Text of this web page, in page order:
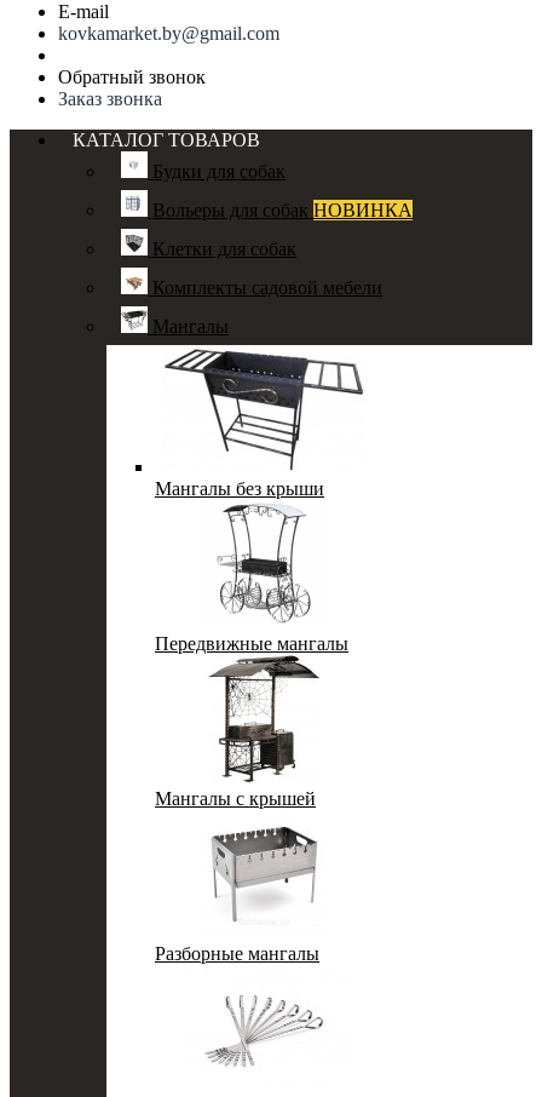
E-mail
kovkamarket.by@gmail.com
Обратный звонок
Заказ звонка
КАТАЛОГ ТОВАРОВ
Будки для собак
Вольеры для собак НОВИНКА
Клетки для собак
Комплекты садовой мебели
Мангалы
Мангалы без крыши
Передвижные мангалы
Мангалы с крышей
Разборные мангалы